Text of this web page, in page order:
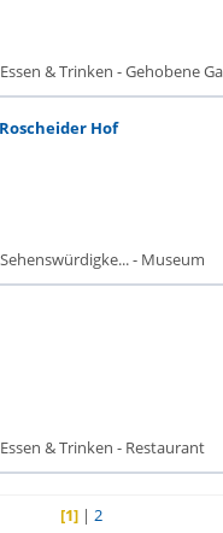
Essen & Trinken - Gehobene
Hof
Sehenswürdigke... - Museum
Essen & Trinken - Restaurant
[1] |2